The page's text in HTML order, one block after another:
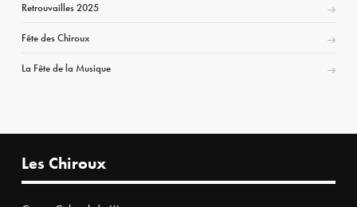
Retrouvailles 2025
Fête des Chiroux
La Fête de la Musique
Les Chiroux